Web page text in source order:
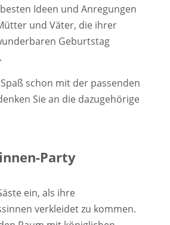
Ideen und Anregungen
und Väter, die ihrer
Geburtstag
schon mit der passenden
Sie an die dazugehörige
Party
ein, als ihre
verkleidet zu kommen.